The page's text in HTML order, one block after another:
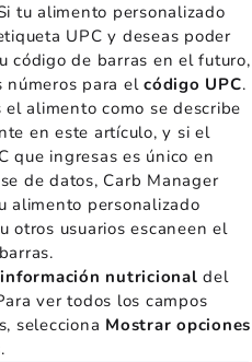
tu alimento personalizado
UPC y deseas poder
código de barras en el futuro,
números para elcódigo UPC.
el alimento como se describe
en este artículo, y si el
que ingresas es único en
de datos, Carb Manager
alimento personalizado
otros usuarios escaneen el
información nutricional del
ver todos los campos
selecciona Mostrar opciones
.